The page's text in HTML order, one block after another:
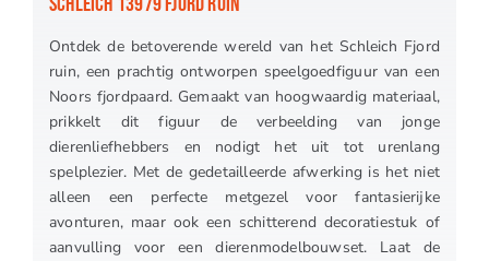
Ontdek de betoverende wereld van het Schleich Fjord
ruin, een prachtig ontworpen speelgoedfiguur van een
Noors fjordpaard. Gemaakt van hoogwaardig materiaal,
prikkelt dit figuur de verbeelding van jonge
dierenliefhebbers en nodigt het uit tot urenlang
spelplezier. Met de gedetailleerde afwerking is het niet
alleen een perfecte metgezel voor fantasierijke
avonturen, maar ook een schitterend decoratiestuk of
aanvulling voor een dierenmodelbouwset. Laat de